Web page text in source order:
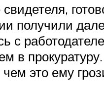
получили
с
в
это ему